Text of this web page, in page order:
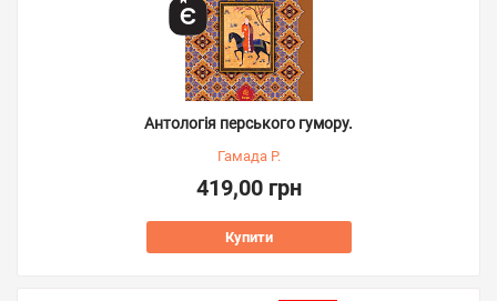
Антологія перського гумору.
Гамада Р.
419,00 грн
Купити